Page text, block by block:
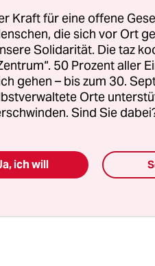
Jahr einem
Die Zentralstelle
an Polizei und
hatte zuerst der
Kraft für eine offene
die sich vor Ort
Solidarität. Die taz
50 Prozent aller
gehen – bis zum 30.
Orte
Sind Sie
ich will